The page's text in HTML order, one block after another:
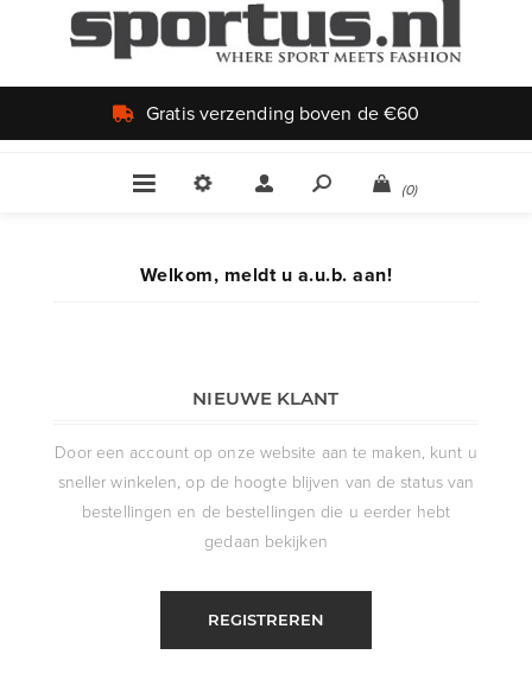
Gratis verzending boven de €60
(0)
Welkom, meldt u a.u.b. aan!
NIEUWE KLANT
Door een account op onze website aan te maken, kunt u
sneller winkelen, op de hoogte blijven van de status van
bestellingen en de bestellingen die u eerder hebt
gedaan bekijken
REGISTREREN